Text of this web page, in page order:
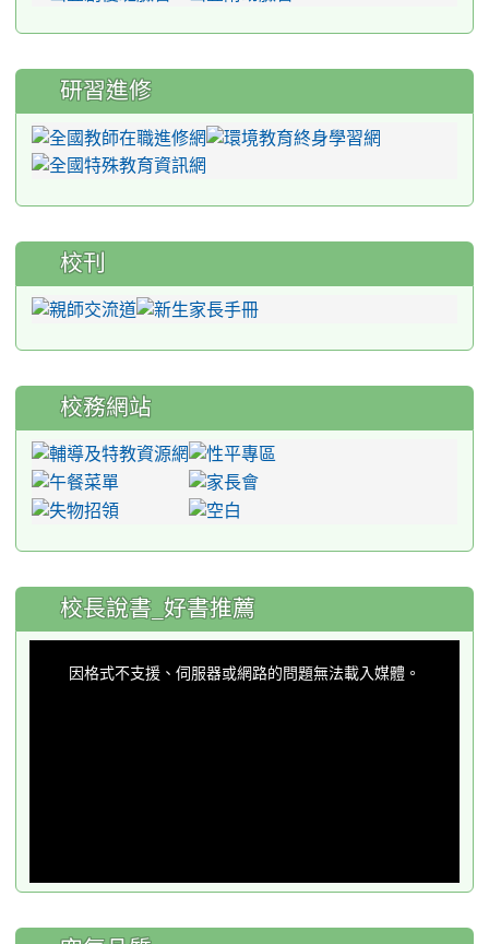
研習進修
校刊
校務網站
:::
校長說書_好書推薦
因格式不支援、伺服器或網路的問題無法載入媒體。